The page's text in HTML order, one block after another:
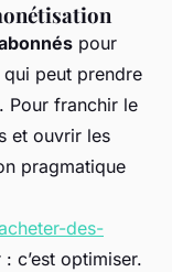
pour
peut prendre
Pour franchir le
et ouvrir les
pragmatique
des-
c’est optimiser.